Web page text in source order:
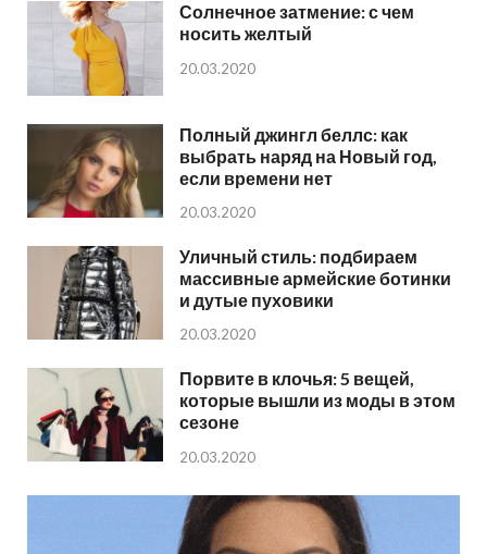
Солнечное затмение: с чем
носить желтый
20.03.2020
Полный джингл беллс: как
выбрать наряд на Новый год,
если времени нет
20.03.2020
Уличный стиль: подбираем
массивные армейские ботинки
и дутые пуховики
20.03.2020
Порвите в клочья: 5 вещей,
которые вышли из моды в этом
сезоне
20.03.2020